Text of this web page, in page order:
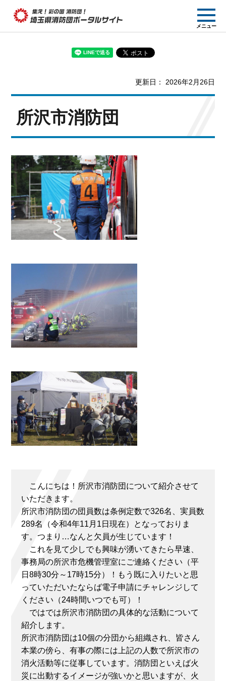
集え! 彩の国消防団!
埼玉県消防団ポー
タルサイト
メニュー
更新日： 2026年2月26日
所沢市消防団
こんにちは！所沢市消防団について紹介させて
いただきます。
所沢市消防団の団員数は条例定数で326名、実員数
289名（令和4年11月1日現在）となっておりま
す。つまり…なんと欠員が生じています！
これを見て少しでも興味が湧いてきたら早速、
事務局の所沢市危機管理室にご連絡ください（平
日8時30分～17時15分）！もう既に入りたいと思
っていただいたならば電子申請にチャレンジして
ください（24時間いつでも可）！
ではでは所沢市消防団の具体的な活動について
紹介します。
所沢市消防団は10個の分団から組織され、皆さん
本業の傍ら、有事の際には上記の人数で所沢市の
消火活動等に従事しています。消防団といえば火
災に出動するイメージが強いかと思いますが、火